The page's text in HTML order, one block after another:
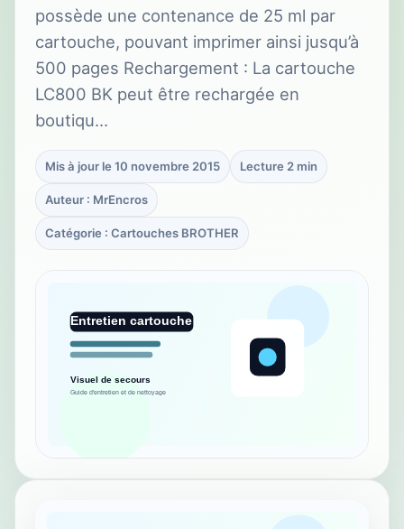
possède une contenance de 25 ml par
cartouche, pouvant imprimer ainsi jusqu’à
500 pages Rechargement : La cartouche
LC800 BK peut être rechargée en
boutiqu…
Mis à jour le 10 novembre 2015 Lecture 2 min
Auteur : MrEncros
Catégorie : Cartouches BROTHER